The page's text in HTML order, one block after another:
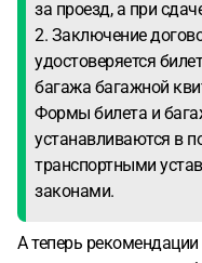
за проезд, а при
2. Заключение
удостоверяется
багажа багажной
Формы билета и
устанавливаются в
транспортными
законами.
А теперь